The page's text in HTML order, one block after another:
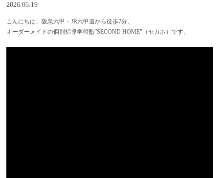
2026.05.19
こんにちは、阪急六甲・JR六甲道から徒歩7分、
オーダーメイドの個別指導学習塾”SECOND HOME”（セカホ）です。